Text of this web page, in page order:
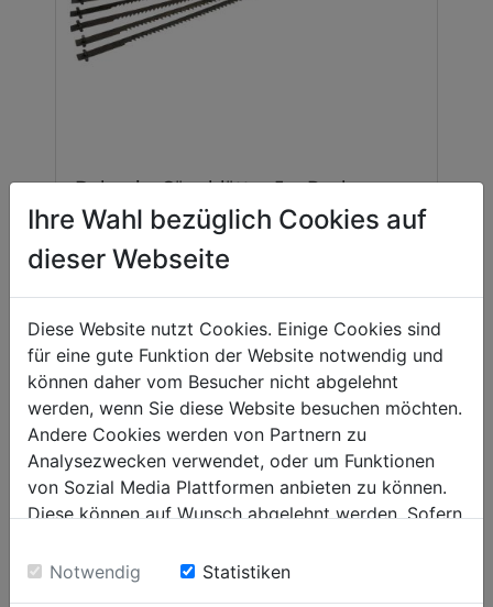
Dekupier Sägeblätter 5er Packung
DKS21PROSB
BELIEBTE PRODUKTE
Ihre Wahl bezüglich Cookies auf
dieser Webseite
Diese Website nutzt Cookies. Einige Cookies sind
für eine gute Funktion der Website notwendig und
können daher vom Besucher nicht abgelehnt
werden, wenn Sie diese Website besuchen möchten.
Andere Cookies werden von Partnern zu
Analysezwecken verwendet, oder um Funktionen
von Sozial Media Plattformen anbieten zu können.
Diese können auf Wunsch abgelehnt werden. Sofern
Einwilligung zu unseren Cookies.
Notwendig Statistiken